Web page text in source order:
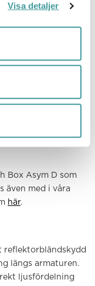
Visa detaljer
offentliga miljöer
enkel att
släck och
Box Asym D som
även med i våra
här.
reflektorbländskydd
längs armaturen.
ljusfördelning